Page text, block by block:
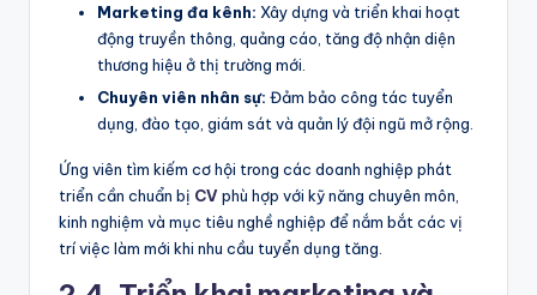
Marketing đa kênh: Xây dựng và triển khai hoạt
động truyền thông, quảng cáo, tăng độ nhận diện
thương hiệu ở thị trường mới.
Chuyên viên nhân sự: Đảm bảo công tác tuyển
dụng, đào tạo, giám sát và quản lý đội ngũ mở rộng.
Ứng viên tìm kiếm cơ hội trong các doanh nghiệp phát
triển cần chuẩn bị CVphù hợp với kỹ năng chuyên môn,
kinh nghiệm và mục tiêu nghề nghiệp để nắm bắt các vị
trí việc làm mới khi nhu cầu tuyển dụng tăng.